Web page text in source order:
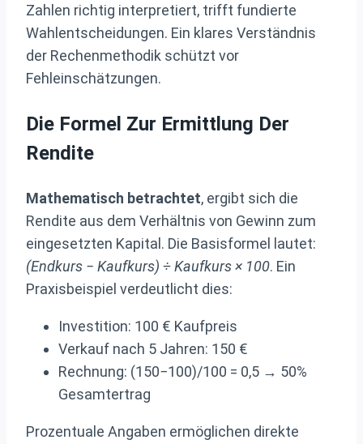
Zahlen richtig interpretiert, trifft fundierte
Wahlentscheidungen. Ein klares Verständnis
der Rechenmethodik schützt vor
Fehleinschätzungen.
Die Formel Zur Ermittlung Der
Rendite
Mathematisch betrachtet, ergibt sich die
Rendite aus dem Verhältnis von Gewinn zum
eingesetzten Kapital. Die Basisformel lautet:
(Endkurs − Kaufkurs) ÷ Kaufkurs × 100. Ein
Praxisbeispiel verdeutlicht dies:
Investition: 100 € Kaufpreis
Verkauf nach 5 Jahren: 150 €
Rechnung: (150−100)/100 = 0,5 → 50%
Gesamtertrag
Prozentuale Angaben ermöglichen direkte